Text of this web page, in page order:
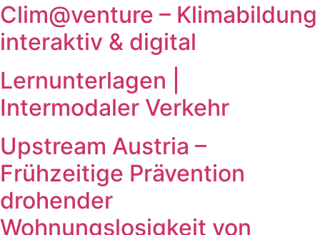
Clim@venture – Klimabildung
interaktiv & digital
Lernunterlagen |
Intermodaler Verkehr
Upstream Austria –
Frühzeitige Prävention
drohender
Wohnungslosigkeit von